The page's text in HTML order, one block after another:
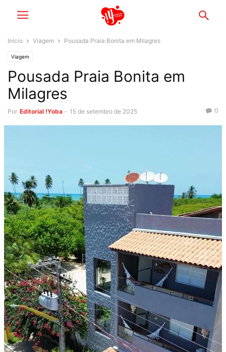
Início Viagem Pousada Praia Bonita em Milagres
Viagem
Pousada Praia Bonita em
Milagres
Por Editorial !Yoba - 15 de setembro de 2025 0